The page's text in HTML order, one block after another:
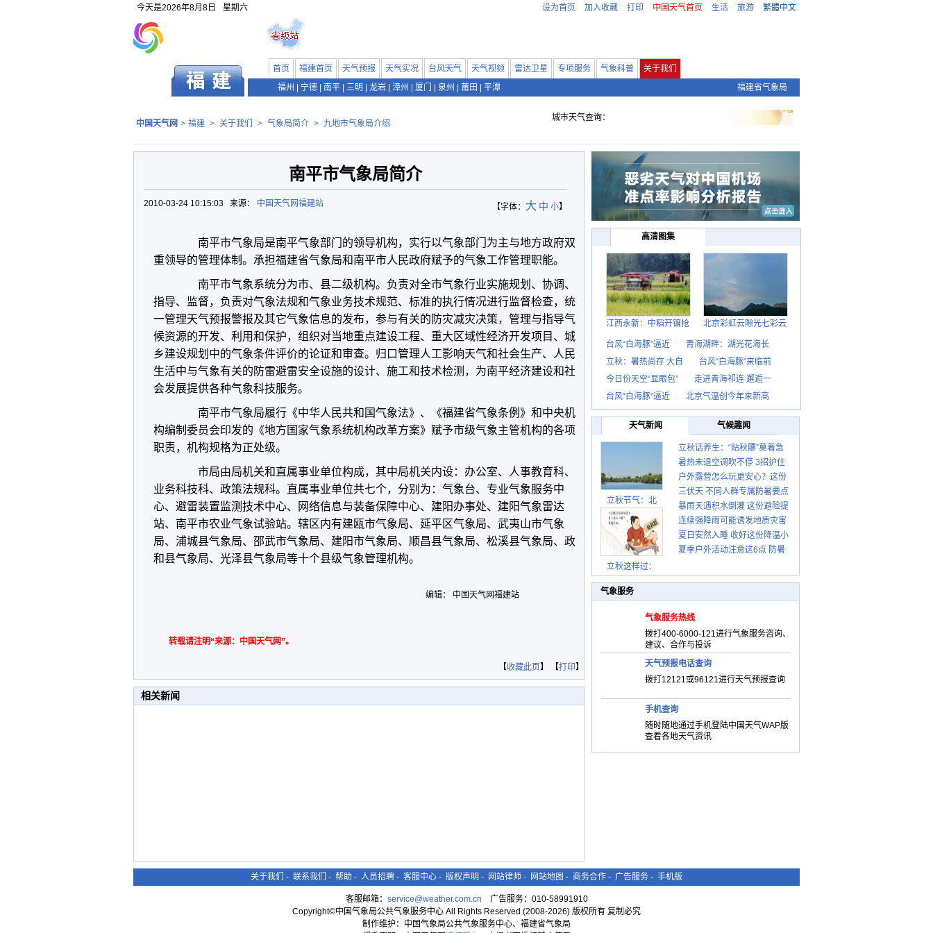
今天是2026年8月8日 星期六 设为首页 加入收藏 打印 中国天气首页 生活 旅游 繁體中文
首页 福建首页 天气预报 天气实况 台风天气 天气视频 雷达卫星 专项服务 气象科普
关于我们
福州
宁德 南平 三明 龙岩 漳州 厦门 泉州 莆田 平潭 福建省气象局
中国天气网 > 福建 > 关于我们 > 气象局简介 > 九地市气象局介绍
城市天气查询：
南平市气象局简介
【字体： 大 中 小】
2010-03-24 10:15:03 来源： 中国天气网福建站
南平市气象局是南平气象部门的领导机构，实行以气象部门为主与地方政府双
重领导的管理体制。承担福建省气象局和南平市人民政府赋予的气象工作管理职能。
南平市气象系统分为市、县二级机构。负责对全市气象行业实施规划、协调、
指导、监督，负责对气象法规和气象业务技术规范、标准的执行情况进行监督检查，统
一管理天气预报警报及其它气象信息的发布，参与有关的防灾减灾决策，管理与指导气
候资源的开发、利用和保护，组织对当地重点建设工程、重大区域性经济开发项目、城
乡建设规划中的气象条件评价的论证和审查。归口管理人工影响天气和社会生产、人民
生活中与气象有关的防雷避雷安全设施的设计、施工和技术检测，为南平经济建设和社
会发展提供各种气象科技服务。
南平市气象局履行《中华人民共和国气象法》、《福建省气象条例》和中央机
构编制委员会印发的《地方国家气象系统机构改革方案》赋予市级气象主管机构的各项
职责，机构规格为正处级。
市局由局机关和直属事业单位构成，其中局机关内设：办公室、人事教育科、
业务科技科、政策法规科。直属事业单位共七个，分别为：气象台、专业气象服务中
心、避雷装置监测技术中心、网络信息与装备保障中心、建阳办事处、建阳气象雷达
站、南平市农业气象试验站。辖区内有建瓯市气象局、延平区气象局、武夷山市气象
局、浦城县气象局、邵武市气象局、建阳市气象局、顺昌县气象局、松溪县气象局、政
和县气象局、光泽县气象局等十个县级气象管理机构。
编辑： 中国天气网福建站
转载请注明“来源：中国天气网”。
【收藏此页】 【打印】
相关新闻
高清图集
江西永新：中稻开镰抢 北京彩虹云隙光七彩云
台风“白海豚”逼近
青海湖畔：湖光花海长
立秋：暑热尚存 大自
台风“白海豚”来临前
今日份天空“显眼包”
走进青海祁连 邂逅一
台风“白海豚”逼近
北京气温创今年来新高
天气新闻 气候趣闻
立秋节气：北
立秋这样过：
立秋话养生：“贴秋膘”莫着急
先清暑再防燥
暑热未退空调吹不停 3招护住
肩颈不酸痛
户外露营怎么玩更安心？这份
攻略请收好
三伏天 不同人群专属防暑要点
请收好
暴雨天遇积水倒灌 这份避险提
示请收好
连续强降雨可能诱发地质灾害
这些前兆要知道
夏日安然入睡 收好这份降温小
贴士
夏季户外活动注意这6点 防暑
气象服务
气象服务热线
拨打400-6000-121进行气象服务咨询、
建议、合作与投诉
天气预报电话查询
拨打12121或96121进行天气预报查询
手机查询
随时随地通过手机登陆中国天气WAP版
查看各地天气资讯
关于我们 - 联系我们 - 帮助 - 人员招聘 - 客服中心 - 版权声明 - 网站律师 - 网站地图 - 商务合作 - 广告服务 - 手机版
客服邮箱： service@weather.com.cn 广告服务：010-58991910
Copyright©中国气象局公共气象服务中心 All Rights Reserved (2008-2026) 版权所有 复制必究
制作维护：中国气象局公共气象服务中心、福建省气象局